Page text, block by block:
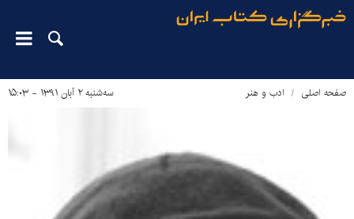
صفحه اصلی ادب و هنر سه‌شنبه ۲ آبان ۱۳۹۱ - ۱۵:۰۳